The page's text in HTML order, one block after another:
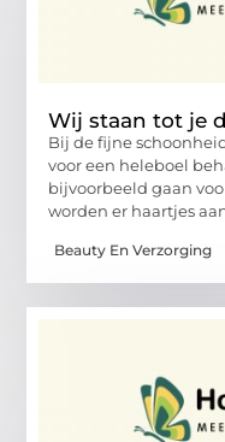
Wij staan tot je
Bij de fijne
voor een heleboel
bijvoorbeeld gaan
worden er haartjes
Beauty En Verzorging